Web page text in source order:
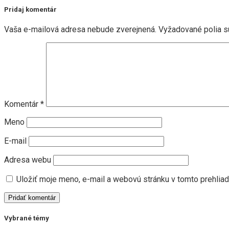
Pridaj komentár
Vaša e-mailová adresa nebude zverejnená. Vyžadované polia
Komentár *
Meno
E-mail
Adresa webu
Uložiť moje meno, e-mail a webovú stránku v tomto
Vybrané témy